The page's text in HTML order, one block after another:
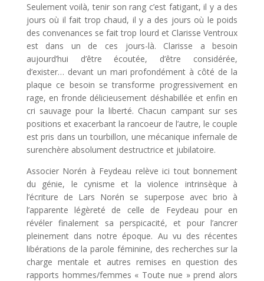
Seulement voilà, tenir son rang c’est fatigant, il y a des
jours où il fait trop chaud, il y a des jours où le poids
des convenances se fait trop lourd et Clarisse Ventroux
est dans un de ces jours-là. Clarisse a besoin
aujourd’hui d’être écoutée, d’être considérée,
d’exister… devant un mari profondément à côté de la
plaque ce besoin se transforme progressivement en
rage, en fronde délicieusement déshabillée et enfin en
cri sauvage pour la liberté. Chacun campant sur ses
positions et exacerbant la rancoeur de l’autre, le couple
est pris dans un tourbillon, une mécanique infernale de
surenchère absolument destructrice et jubilatoire.
Associer Norén à Feydeau relève ici tout bonnement
du génie, le cynisme et la violence intrinsèque à
l’écriture de Lars Norén se superpose avec brio à
l’apparente légèreté de celle de Feydeau pour en
révéler finalement sa perspicacité, et pour l’ancrer
pleinement dans notre époque. Au vu des récentes
libérations de la parole féminine, des recherches sur la
charge mentale et autres remises en question des
rapports hommes/femmes « Toute nue » prend alors